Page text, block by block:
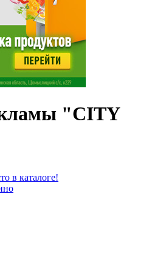
"CITY
в каталоге!